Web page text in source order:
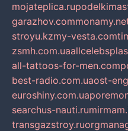
mojateplica.ru
garazhov.com
stroyu.kzmy-vesta.com
zsmh.com.ua
all-tattoos-for-men.com
best-radio.com.uaost-
euroshiny.com.ua
searchus-nauti.ru
transgazstroy.ru